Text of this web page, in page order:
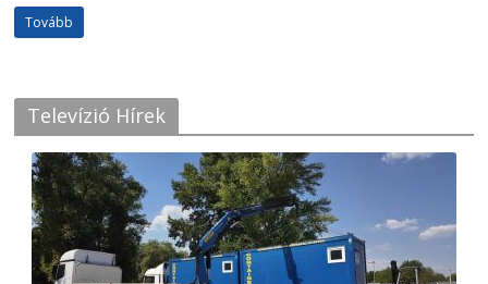
Tovább
Televízió Hírek